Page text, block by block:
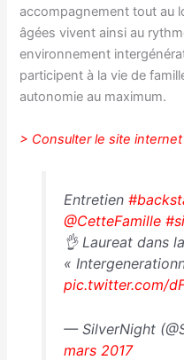
accompagnement tout au
âgées vivent ainsi au
environnement
participent à la vie de
autonomie au maximum.
> Consulter le site
Entretien
@CetteFamille
👌 Laureat dans
«
pic.twitter.com/
— SilverNight
mars 2017